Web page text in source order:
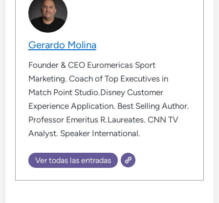
Gerardo Molina
Founder & CEO Euromericas Sport
Marketing. Coach of Top Executives in
Match Point Studio.Disney Customer
Experience Application. Best Selling Author.
Professor Emeritus R.Laureates. CNN TV
Analyst. Speaker International.
Ver todas las entradas